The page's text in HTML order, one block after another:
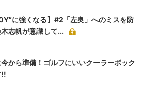
に強くなる】#2「左奥」へのミスを防
志帆が意識して...
から準備！ゴルフにいいクーラーボック
!!